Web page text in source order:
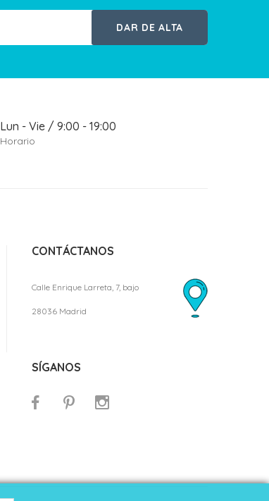
DAR DE ALTA
Lun - Vie / 9:00 - 19:00
Horario
CONTÁCTANOS
Calle Enrique Larreta, 7, bajo
28036 Madrid
SÍGANOS